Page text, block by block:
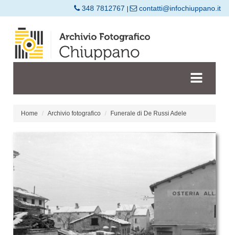
348 7812767 contatti@infochiuppano.it
Home Archivio fotografico Funerale di De Russi Adele